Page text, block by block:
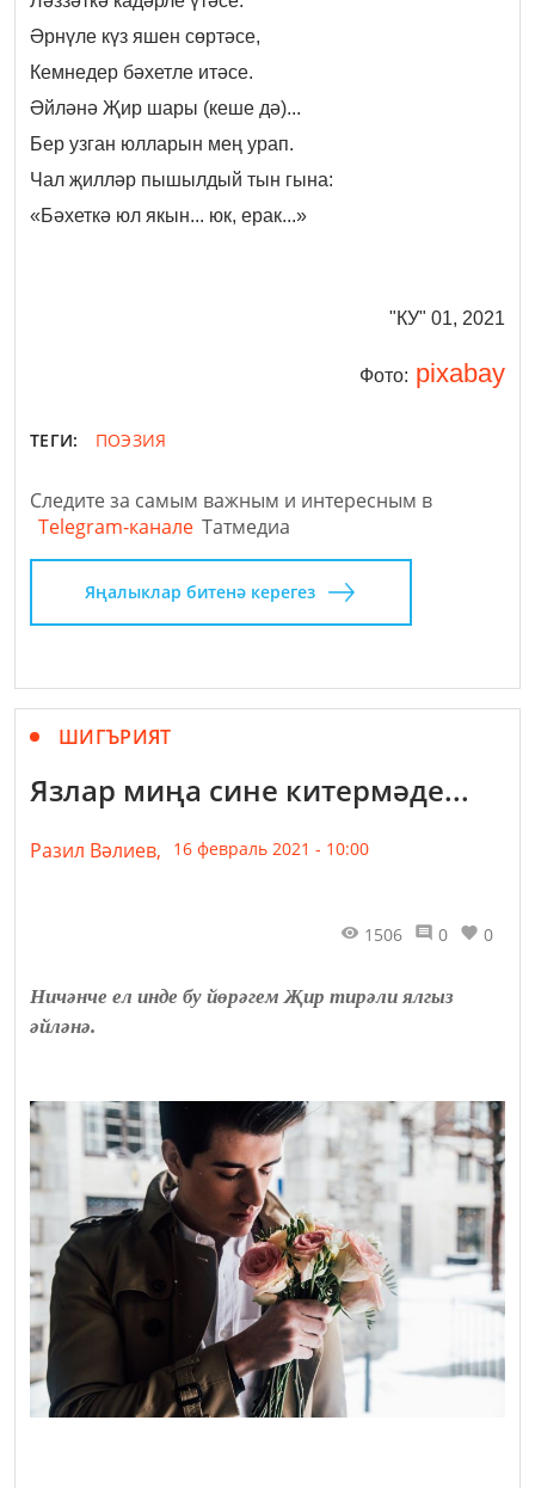
Әрнүле күз яшен сөртәсе,
Кемнедер бәхетле итәсе.
Әйләнә Җир шары (кеше дә)...
Бер узган юлларын мең урап.
Чал җилләр пышылдый тын гына:
«Бәхеткә юл якын... юк, ерак...»
"КУ" 01, 2021
Фото: pixabay
ТЕГИ: ПОЭЗИЯ
Следите за самым важным и интересным в
Telegram-канале Татмедиа
Яңалыклар битенә керегез
ШИГЪРИЯТ
Язлар миңа сине китермәде...
Разил Вәлиев, 16 февраль 2021 - 10:00
1506 0 0
Ничәнче ел инде бу йөрәгем Җир тирәли ялгыз
әйләнә.